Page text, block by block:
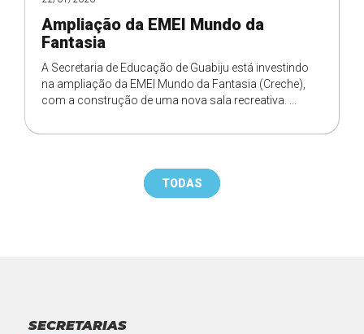
Ampliação da EMEI Mundo da
Fantasia
A Secretaria de Educação de Guabiju está investindo
na ampliação da EMEI Mundo da Fantasia (Creche),
com a construção de uma nova sala recreativa. ...
TODAS
SECRETARIAS